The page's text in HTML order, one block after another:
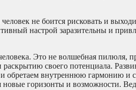
не боится рисковать и
настрой заразительны и
Это не волшебная пилюля,
своего потенциала.
обретаем внутреннюю гармонию и
горизонты и возможности.